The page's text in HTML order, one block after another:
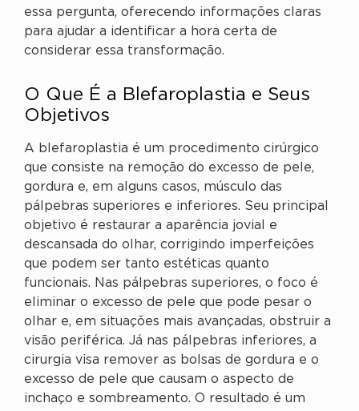
essa pergunta, oferecendo informações claras
para ajudar a identificar a hora certa de
considerar essa transformação.
O Que É a Blefaroplastia e Seus
Objetivos
A blefaroplastia é um procedimento cirúrgico
que consiste na remoção do excesso de pele,
gordura e, em alguns casos, músculo das
pálpebras superiores e inferiores. Seu principal
objetivo é restaurar a aparência jovial e
descansada do olhar, corrigindo imperfeições
que podem ser tanto estéticas quanto
funcionais. Nas pálpebras superiores, o foco é
eliminar o excesso de pele que pode pesar o
olhar e, em situações mais avançadas, obstruir a
visão periférica. Já nas pálpebras inferiores, a
cirurgia visa remover as bolsas de gordura e o
excesso de pele que causam o aspecto de
inchaço e sombreamento. O resultado é um